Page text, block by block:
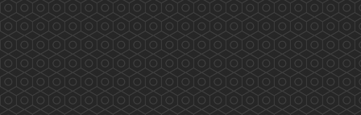
香港電台「藥問藥劑師」(2019.12.31更新)
香港電台「新紫荊廣場」與香港藥學會一起製作
的新環節——「藥問藥劑師」 2019/12/31 第二
十集(按下連結進入重溫網址) 主題: 吸煙飲酒不有
型 個人簡介: 龐愛蘭藥劑師是香港藥學會會長。
...
More